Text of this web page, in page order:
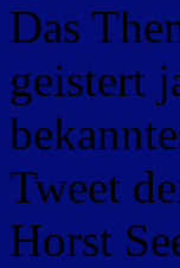
Das
geistert
Tweet
Horst